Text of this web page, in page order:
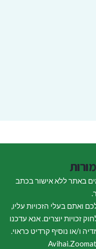
באתר ללא אישור בכתב
ואתם בעלי הזכויות עליו,
בו שימוש עפ"י סעיף 27א' לחוק זכויות יוצרים. אנא עדכנו
ו/או נוסיף קרדיט כראוי.